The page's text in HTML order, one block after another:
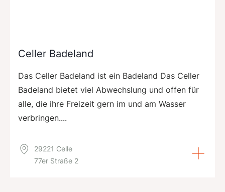
Celler Badeland
Das Celler Badeland ist ein Badeland Das Celler
Badeland bietet viel Abwechslung und offen für
alle, die ihre Freizeit gern im und am Wasser
verbringen....
29221 Celle
77er Straße 2